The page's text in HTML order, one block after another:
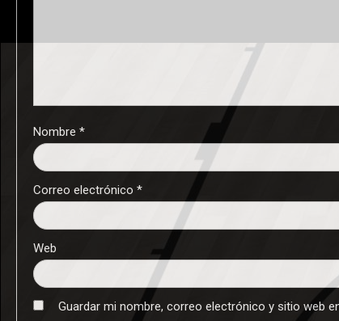
Nombre *
Correo electrónico *
Web
Guardar mi nombre, correo electrónico y sitio web